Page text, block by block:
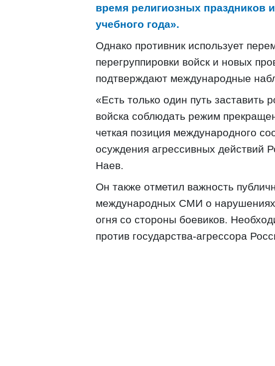
время религиозных праздников
учебного года».
Однако противник использует
перегруппировки войск и новых
подтверждают международные
«Есть только один путь заставить
войска соблюдать режим
четкая позиция международного
осуждения агрессивных действий
Наев.
Он также отметил важность
международных СМИ о
огня со стороны боевиков.
против государства-агрессора